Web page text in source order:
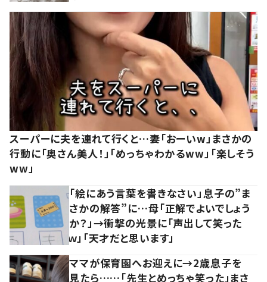
スーパーに夫を連れて行くと…妻「おーいw」まさかの
行動に「奥さん美人！」「めっちゃわかるww」「楽しそう
ww」
「絵にあう言葉を書きなさい」息子の”ま
さかの解答”に…母「正解でよいでしょう
か？」→衝撃の光景に「声出して笑った
ｗ」「天才だと思います」
ママが保育園へお迎えに→2歳息子を
見たら……「先生とめっちゃ笑った」まさ